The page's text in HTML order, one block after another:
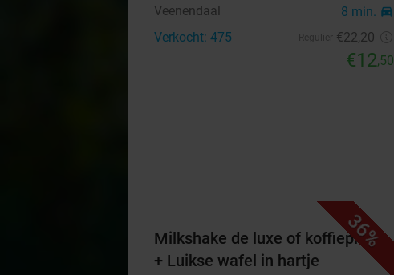
Veenendaal 8 min. directions_car
Verkocht: 475 €22,20
€12,50
36%
Milkshake de luxe of koffieplaat
+ Luikse wafel in hartje